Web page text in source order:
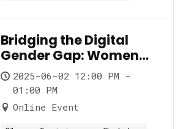
Bridging the Digital
Gender Gap: Women
5.0 in Action
2025-06-02 12:00 PM -
01:00 PM
Online Event